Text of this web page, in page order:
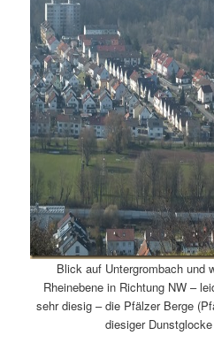
Blick auf Untergrombach und
Rheinebene in Richtung NW –
sehr diesig – die Pfälzer Berge
diesiger